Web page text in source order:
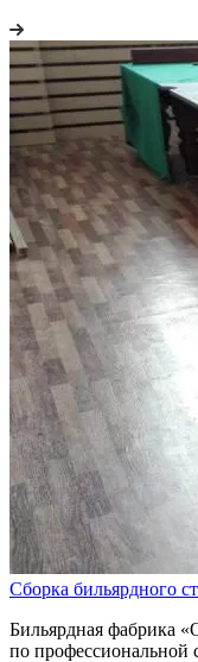
Сборка бильярдного
Бильярдная фабрика
по профессиональной